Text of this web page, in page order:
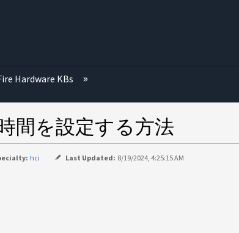
Hardware KBs
間を設定する方法
hci Last Updated: 8/19/2024, 4:25:15 AM